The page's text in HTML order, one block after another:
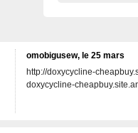
omobigusew, le 25 mars
http://doxycycline-
doxycycline-